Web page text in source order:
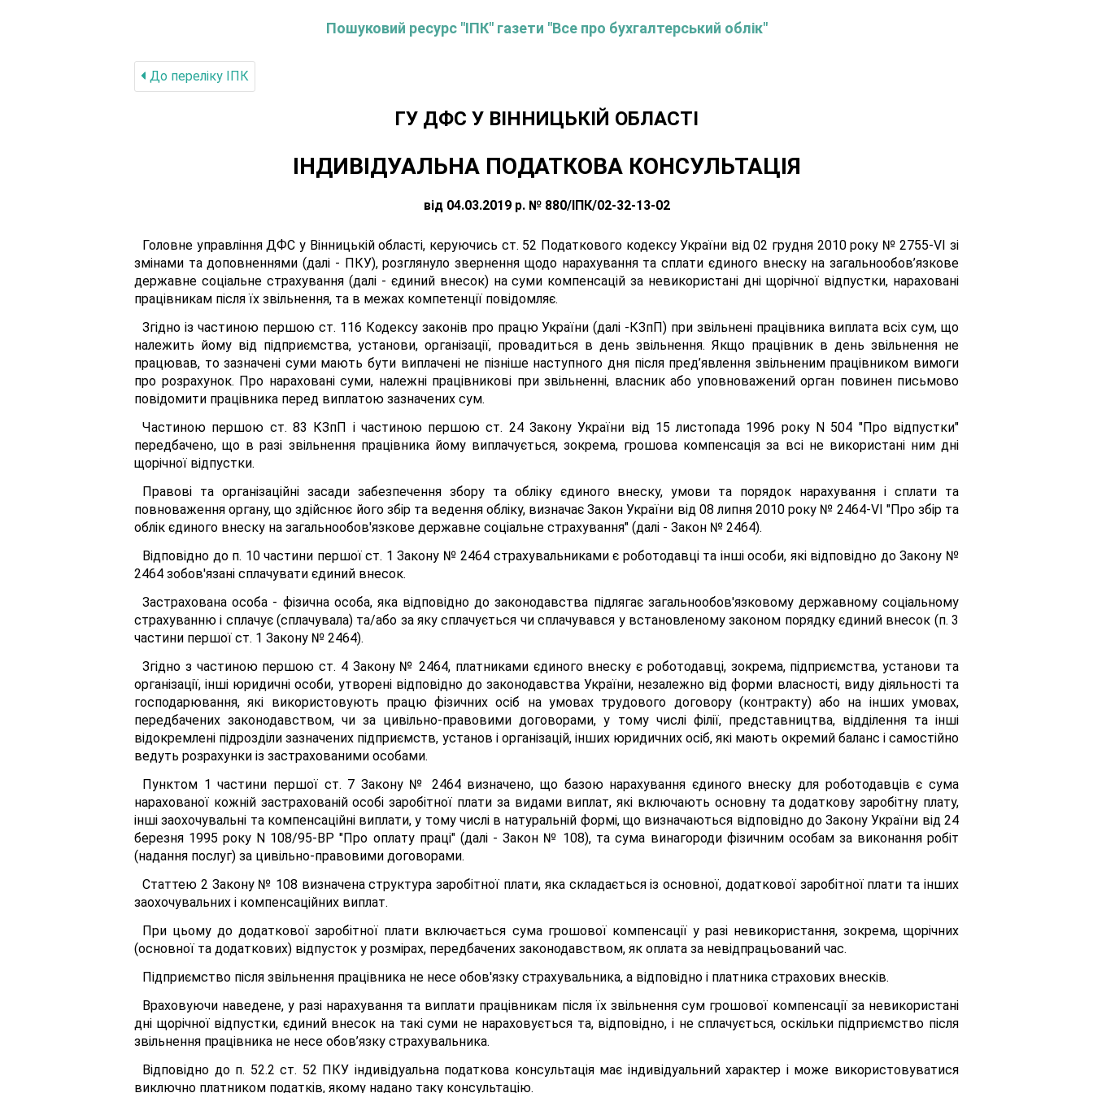
Пошуковий ресурс "ІПК" газети "Все про бухгалтерський облік"
До переліку IПК
ГУ ДФС У ВIННИЦЬКIЙ ОБЛАСТI
ІНДИВІДУАЛЬНА ПОДАТКОВА КОНСУЛЬТАЦІЯ
від 04.03.2019 р. № 880/ІПК/02-32-13-02
Головне управління ДФС у Вінницькій області, керуючись ст. 52 Податкового кодексу України від 02 грудня 2010 року № 2755-VІ зі
змінами та доповненнями (далі - ПКУ), розглянуло звернення щодо нарахування та сплати єдиного внеску на загальнообов’язкове
державне соціальне страхування (далі - єдиний внесок) на суми компенсацій за невикористані дні щорічної відпустки, нараховані
працівникам після їх звільнення, та в межах компетенції повідомляє.
Згідно із частиною першою ст. 116 Кодексу законів про працю України (далі -КЗпП) при звільнені працівника виплата всіх сум, що
належить йому від підприємства, установи, організації, провадиться в день звільнення. Якщо працівник в день звільнення не
працював, то зазначені суми мають бути виплачені не пізніше наступного дня після пред’явлення звільненим працівником вимоги
про розрахунок. Про нараховані суми, належні працівникові при звільненні, власник або уповноважений орган повинен письмово
повідомити працівника перед виплатою зазначених сум.
Частиною першою ст. 83 КЗпП і частиною першою ст. 24 Закону України від 15 листопада 1996 року N 504 "Про відпустки"
передбачено, що в разі звільнення працівника йому виплачується, зокрема, грошова компенсація за всі не використані ним дні
щорічної відпустки.
Правові та організаційні засади забезпечення збору та обліку єдиного внеску, умови та порядок нарахування і сплати та
повноваження органу, що здійснює його збір та ведення обліку, визначає Закон України від 08 липня 2010 року № 2464-VI "Про збір та
облік єдиного внеску на загальнообов'язкове державне соціальне страхування" (далі - Закон № 2464).
Відповідно до п. 10 частини першої ст. 1 Закону № 2464 страхувальниками є роботодавці та інші особи, які відповідно до Закону №
2464 зобов'язані сплачувати єдиний внесок.
Застрахована особа - фізична особа, яка відповідно до законодавства підлягає загальнообов'язковому державному соціальному
страхуванню і сплачує (сплачувала) та/або за яку сплачується чи сплачувався у встановленому законом порядку єдиний внесок (п. 3
частини першої ст. 1 Закону № 2464).
Згідно з частиною першою ст. 4 Закону № 2464, платниками єдиного внеску є роботодавці, зокрема, підприємства, установи та
організації, інші юридичні особи, утворені відповідно до законодавства України, незалежно від форми власності, виду діяльності та
господарювання, які використовують працю фізичних осіб на умовах трудового договору (контракту) або на інших умовах,
передбачених законодавством, чи за цивільно-правовими договорами, у тому числі філії, представництва, відділення та інші
відокремлені підрозділи зазначених підприємств, установ і організацій, інших юридичних осіб, які мають окремий баланс і самостійно
ведуть розрахунки із застрахованими особами.
Пунктом 1 частини першої ст. 7 Закону № 2464 визначено, що базою нарахування єдиного внеску для роботодавців є сума
нарахованої кожній застрахованій особі заробітної плати за видами виплат, які включають основну та додаткову заробітну плату,
інші заохочувальні та компенсаційні виплати, у тому числі в натуральній формі, що визначаються відповідно до Закону України від 24
березня 1995 року N 108/95-ВР "Про оплату праці" (далі - Закон № 108), та сума винагороди фізичним особам за виконання робіт
(надання послуг) за цивільно-правовими договорами.
Статтею 2 Закону № 108 визначена структура заробітної плати, яка складається із основної, додаткової заробітної плати та інших
заохочувальних і компенсаційних виплат.
При цьому до додаткової заробітної плати включається сума грошової компенсації у разі невикористання, зокрема, щорічних
(основної та додаткових) відпусток у розмірах, передбачених законодавством, як оплата за невідпрацьований час.
Підприємство після звільнення працівника не несе обов'язку страхувальника, а відповідно і платника страхових внесків.
Враховуючи наведене, у разі нарахування та виплати працівникам після їх звільнення сум грошової компенсації за невикористані
дні щорічної відпустки, єдиний внесок на такі суми не нараховується та, відповідно, і не сплачується, оскільки підприємство після
звільнення працівника не несе обов’язку страхувальника.
Відповідно до п. 52.2 ст. 52 ПКУ індивідуальна податкова консультація має індивідуальний характер і може використовуватися
виключно платником податків, якому надано таку консультацію.